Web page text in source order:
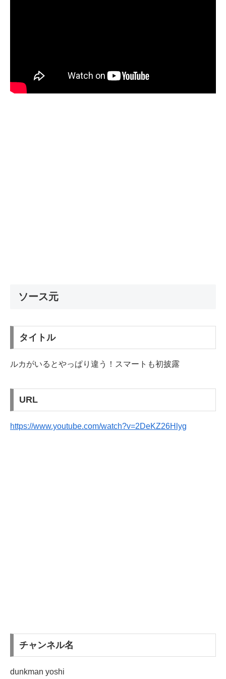
ソース元
タイトル
ルカがいるとやっぱり違う！スマートも初披露
URL
https://www.youtube.com/watch?v=2DeKZ26Hlyg
チャンネル名
dunkman yoshi